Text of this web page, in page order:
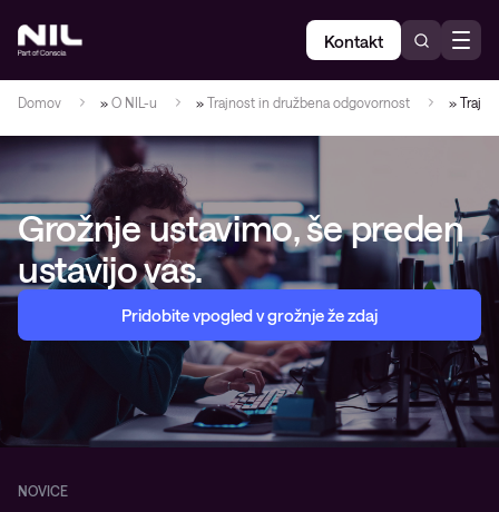
Kontakt
Domov » O NIL-u » Trajnost in družbena odgovornost »
Grožnje ustavimo, še preden
ustavijo vas.
Pridobite vpogled v grožnje že zdaj
NOVICE